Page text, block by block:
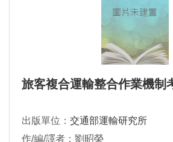
旅客複合運輸整合作業機制
出版單位： 交通部運輸研究所
作/編/譯者：劉昭榮